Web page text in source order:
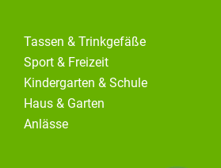
Tassen & Trinkgefäße
Sport & Freizeit
Kindergarten & Schule
Haus & Garten
Anlässe